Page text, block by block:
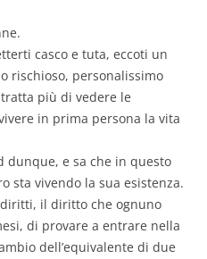
casco e tuta, eccoti un
rischioso, personalissimo
più di vedere le
in prima persona la vita
dunque, e sa che in questo
sta vivendo la sua esistenza.
il diritto che ognuno
di provare a entrare nella
dell’equivalente di due